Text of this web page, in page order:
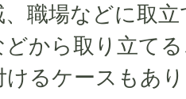
職場などに取
から取り立て
けるケースもあ